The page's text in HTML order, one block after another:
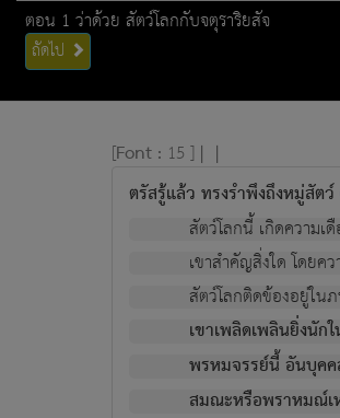
ตอน 1 ว่าด้วย สัตว์โลกกับจตุราริยสัจ
ถัดไป
[Font : 15 ] | |
ตรัสรู้แล้ว ทรงรำพึงถึงหมู่สัตว์
สัตว์โลกนี้ เกิดความ
เขาสำคัญสิ่งใด โดยค
สัตว์โลกติดข้องอยู่ใน
เขาเพลิดเพลินยิ่งนัก
พรหมจรรย์นี้ อันบุค
สมณะหรือพราหมณ์เ